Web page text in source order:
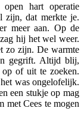
hart operatie
zijn, dat merkte je.
meer aan. Op de
hij het wel weer.
zo zijn. De warmte
gegrift. Altijd blij,
of uit te zoeken.
was ongelofelijk.
een stukje op mag
met Cees te mogen